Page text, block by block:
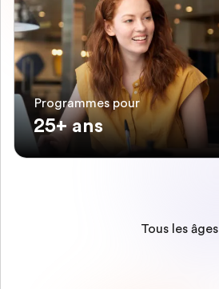
Programmes pour
25+ ans
Tous les âges